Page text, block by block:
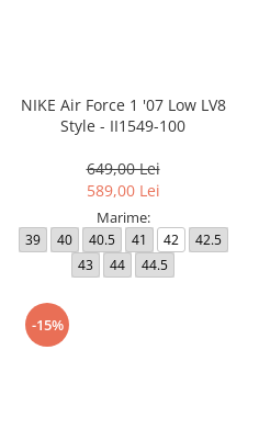
BLUGI SCURTI
SETURI CADOU
MANUSI
Black&White
Classic Sneakers
Core Identity
Incaltaminte Pro Running
Ghete baschet
Ghete fotbal
Geci de iarna
NIKE Air Force 1 '07 Low LV8
Style - II1549-100
649,00 Lei
589,00 Lei
Marime:
39 40 40.5 41 42
42.5
43
44 44.5
-15%